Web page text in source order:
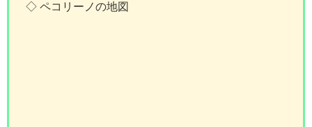
◇ ペコリーノの地図